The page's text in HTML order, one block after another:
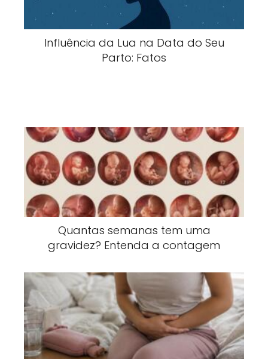
Influência da Lua na Data do Seu
Parto: Fatos
Quantas semanas tem uma
gravidez? Entenda a contagem